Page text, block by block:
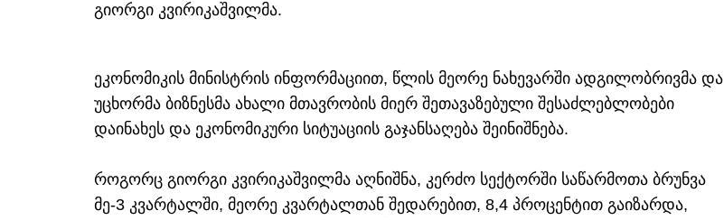
გიორგი კვირიკაშვილმა.
ეკონომიკის მინისტრის ინფორმაციით, წლის მეორე ნახევარში ადგილობრივმა და
უცხორმა ბიზნესმა ახალი მთავრობის მიერ შეთავაზებული შესაძლებლობები
დაინახეს და ეკონომიკური სიტუაციის გაჯანსაღება შეინიშნება.
როგორც გიორგი კვირიკაშვილმა აღნიშნა, კერძო სექტორში საწარმოთა ბრუნვა
მე-3 კვარტალში, მეორე კვარტალთან შედარებით, 8,4 პროცენტით გაიზარდა,